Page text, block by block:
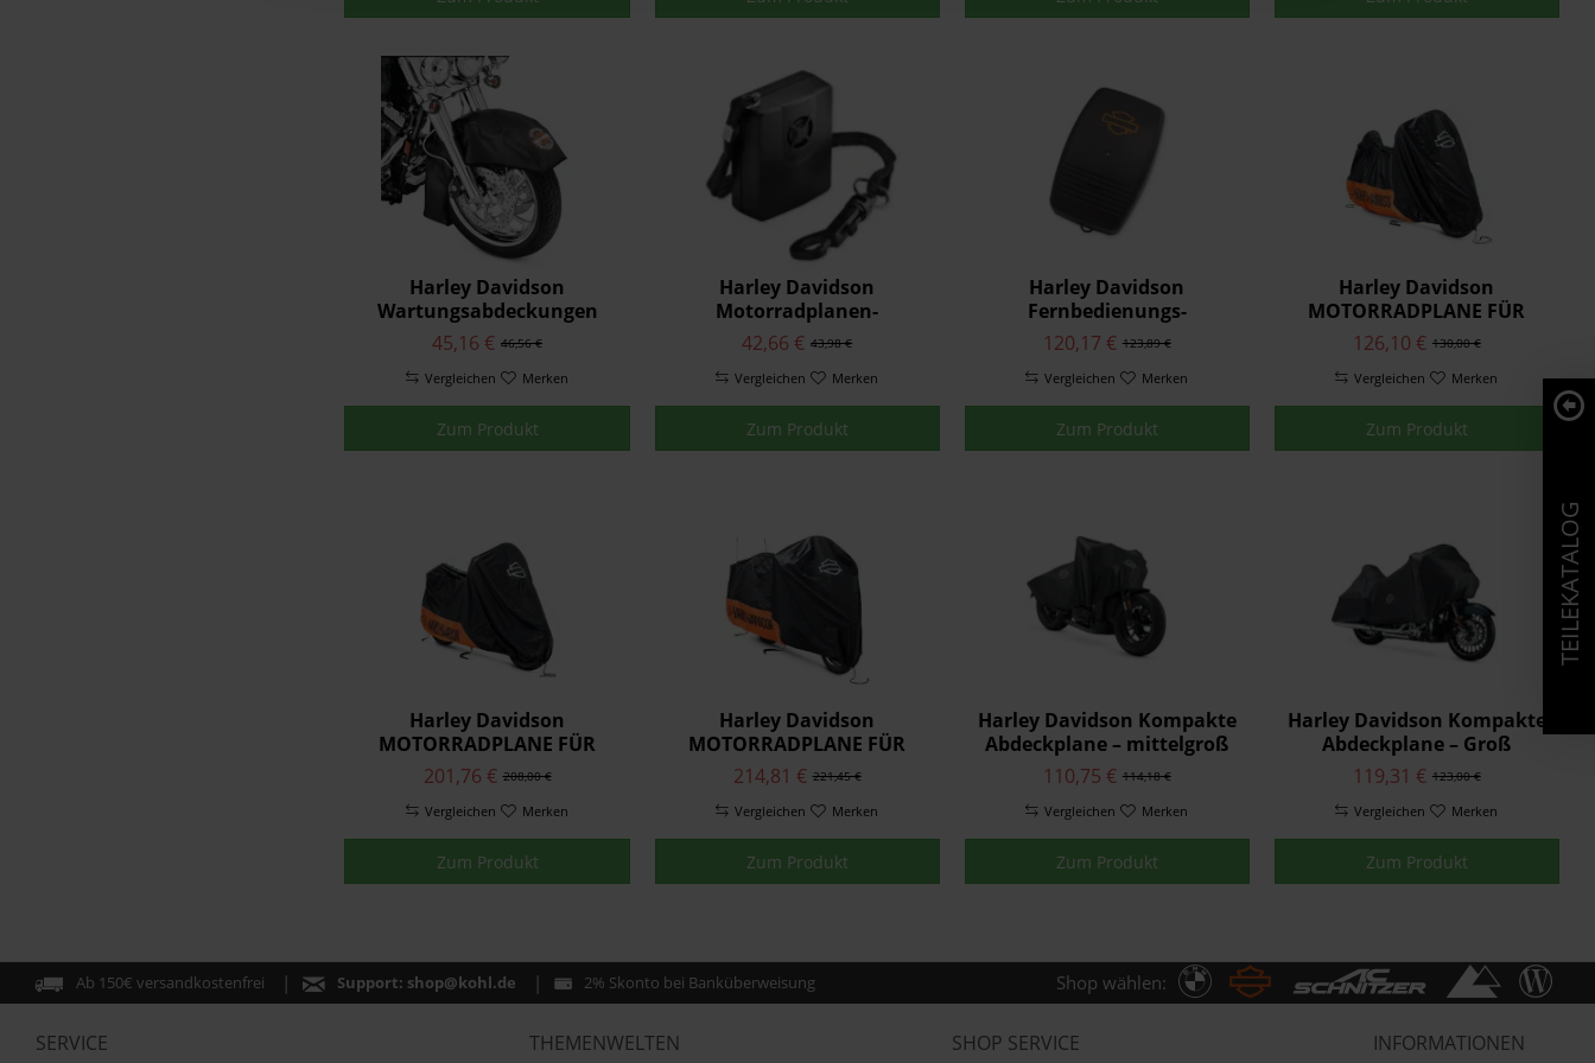
Harley Davidson
Wartungsabdeckungen
94641-08
46,56 €
45,16 €
Vergleichen Merken
Zum Produkt
Harley Davidson
Motorradplanen-
Alarmanlage 69000038
43,98 €
42,66 €
Vergleichen Merken
Zum Produkt
Harley Davidson
Fernbedienungs-
Garagentüröffner-Kit
91562-01
123,89 €
120,17 €
Vergleichen Merken
Zum Produkt
Harley Davidson
MOTORRADPLANE FÜR
INNEN 93100018
130,00 €
126,10 €
Vergleichen Merken
Zum Produkt
Harley Davidson
MOTORRADPLANE FÜR
INNEN/AUSSEN 93100022
208,00 €
201,76 €
Vergleichen Merken
Zum Produkt
Harley Davidson
MOTORRADPLANE FÜR
INNEN/AUSSEN 93100023
221,45 €
214,81 €
Vergleichen Merken
Zum Produkt
Harley Davidson Kompakte
Abdeckplane – mittelgroß
114,18 €
110,75 €
Vergleichen Merken
Zum Produkt
Harley Davidson Kompakte
Abdeckplane – Groß
123,00 €
119,31 €
Vergleichen Merken
Zum Produkt
Ab 150€ versandkostenfrei Support: shop@kohl.de 2% Skonto bei Banküberweisung Shop wählen:
SERVICE THEMENWELTEN SHOP SERVICE INFORMATIONEN
TEILEKATALOG